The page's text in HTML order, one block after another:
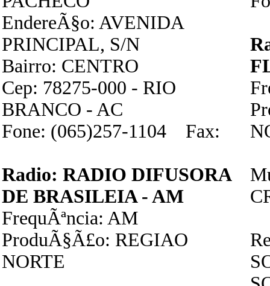
EndereÃ§o: AVENIDA
PRINCIPAL, S/N
Bairro: CENTRO
Cep: 78275-000 - RIO
BRANCO - AC
Fone: (065)257-1104 Fax:
Radio: RADIO DIFUSORA
DE BRASILEIA - AM
FrequÃªncia: AM
ProduÃ§Ã£o: REGIAO
NORTE